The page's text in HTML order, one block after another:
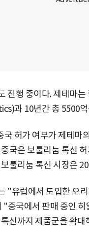
진행 중이다. 제테마
과 10년간 총 5500억
허가 여부가 제테마
국은 보툴리눔 톡신
툴리눔 톡신 시장은
"유럽에서 도입한 오
"중국에서 판매 중인
신까지 제품군을 확대